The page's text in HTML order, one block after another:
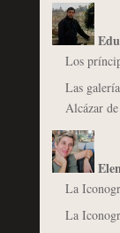
Los
Las
Alcázar
La
La